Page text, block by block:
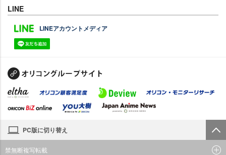
LINE
LINEアカウントメディア
PC版に切り替え
禁無断複写転載